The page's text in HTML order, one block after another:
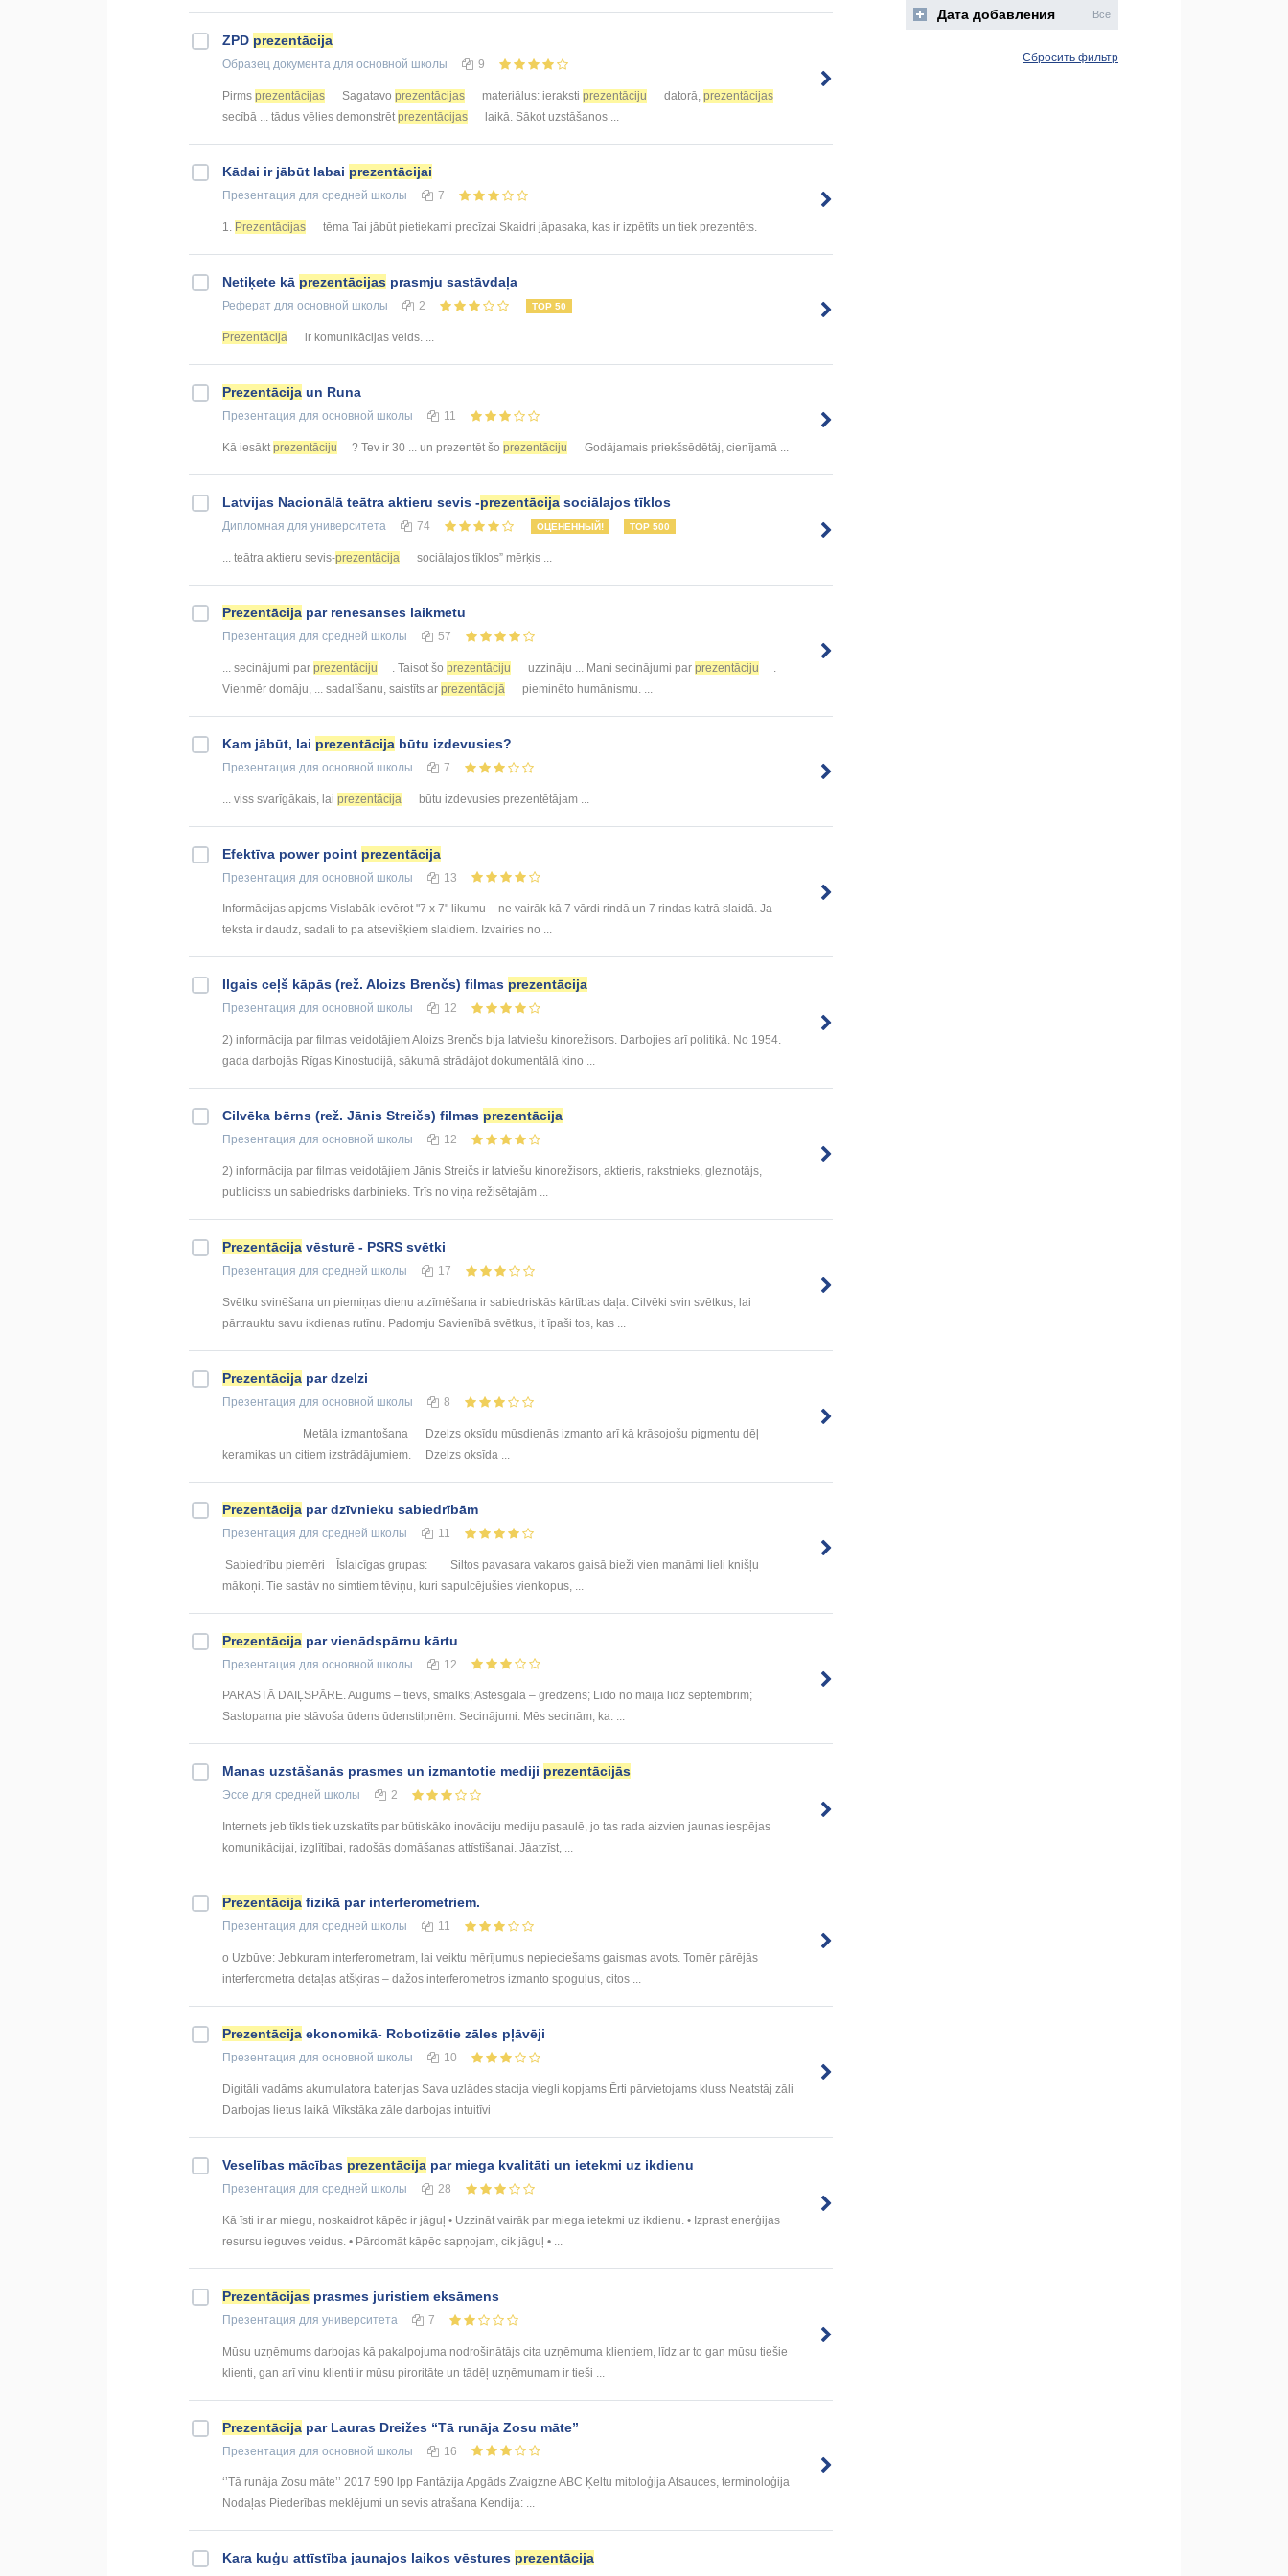
ZPD prezentācija
Образец документа для основной школы 9
Pirms prezentācijas Sagatavo prezentācijas materiālus: ieraksti prezentāciju datorā, prezentācijas
secībā ... tādus vēlies demonstrētprezentācijas laikā. Sākot uzstāšanos ...
Kādai ir jābūt labai prezentācijai
Презентация для средней школы 7
1. Prezentācijas tēma Tai jābūt pietiekami precīzai Skaidri jāpasaka, kas ir izpētīts un tiek prezentēts.
Netiķete kā prezentācijas prasmju sastāvdaļa
Реферат для основной школы 2 TOP 50
Prezentācija ir komunikācijas veids. ...
Prezentācija un Runa
Презентация для основной школы 11
Kā iesāktprezentāciju ? Tev ir 30 ... un prezentēt šo prezentāciju Godājamais priekšsēdētāj, cienījamā ...
Latvijas Nacionālā teātra aktieru sevis -prezentācija sociālajos tīklos
Дипломная для университета 74 ОЦЕНЕННЫЙ! TOP 500
... teātra aktieru sevis-prezentācija sociālajos tīklos” mērķis ...
Prezentācija par renesanses laikmetu
Презентация для средней школы 57
... secinājumi par prezentāciju . Taisot šo prezentāciju uzzināju ... Mani secinājumi par prezentāciju
Vienmēr domāju, ... sadalīšanu, saistīts ar prezentācijā pieminēto humānismu. ...
Kam jābūt, lai prezentācija būtu izdevusies?
Презентация для основной школы 7
... viss svarīgākais, lai prezentācija būtu izdevusies prezentētājam ...
Efektīva power point prezentācija
Презентация для основной школы 13
Informācijas apjoms Vislabāk ievērot "7 x 7" likumu – ne vairāk kā 7 vārdi rindā un 7 rindas katrā slaidā. Ja
teksta ir daudz, sadali to pa atsevišķiem slaidiem. Izvairies no ...
Ilgais ceļš kāpās (rež. Aloizs Brenčs) filmas prezentācija
Презентация для основной школы 12
2) informācija par filmas veidotājiem Aloizs Brenčs bija latviešu kinorežisors. Darbojies arī politikā. No 1954.
gada darbojās Rīgas Kinostudijā, sākumā strādājot dokumentālā kino ...
Cilvēka bērns (rež. Jānis Streičs) filmas prezentācija
Презентация для основной школы 12
2) informācija par filmas veidotājiem Jānis Streičs ir latviešu kinorežisors, aktieris, rakstnieks, gleznotājs,
publicists un sabiedrisks darbinieks. Trīs no viņa režisētajām ...
Prezentācija vēsturē - PSRS svētki
Презентация для средней школы 17
Svētku svinēšana un piemiņas dienu atzīmēšana ir sabiedriskās kārtības daļa. Cilvēki svin svētkus, lai
pārtrauktu savu ikdienas rutīnu. Padomju Savienībā svētkus, it īpaši tos, kas ...
Prezentācija par dzelzi
Презентация для основной школы 8
Metāla izmantošana Dzelzs oksīdu mūsdienās izmanto arī kā krāsojošu pigmentu dēļ
keramikas un citiem izstrādājumiem. Dzelzs oksīda ...
Prezentācija par dzīvnieku sabiedrībām
Презентация для средней школы 11
Sabiedrību piemēri Īslaicīgas grupas: Siltos pavasara vakaros gaisā bieži vien manāmi lieli knišļu
mākoņi. Tie sastāv no simtiem tēviņu, kuri sapulcējušies vienkopus, ...
Prezentācija par vienādspārnu kārtu
Презентация для основной школы 12
PARASTĀ DAIĻSPĀRE. Augums – tievs, smalks; Astesgalā – gredzens; Lido no maija līdz septembrim;
Sastopama pie stāvoša ūdens ūdenstilpnēm. Secinājumi. Mēs secinām, ka: ...
Manas uzstāšanās prasmes un izmantotie mediji prezentācijās
Эссе для средней школы 2
Internets jeb tīkls tiek uzskatīts par būtiskāko inovāciju mediju pasaulē, jo tas rada aizvien jaunas iespējas
komunikācijai, izglītībai, radošās domāšanas attīstīšanai. Jāatzīst, ...
Prezentācija fizikā par interferometriem.
Презентация для средней школы 11
o Uzbūve: Jebkuram interferometram, lai veiktu mērījumus nepieciešams gaismas avots. Tomēr pārējās
interferometra detaļas atšķiras – dažos interferometros izmanto spoguļus, citos ...
Prezentācija ekonomikā- Robotizētie zāles pļāvēji
Презентация для основной школы 10
Digitāli vadāms akumulatora baterijas Sava uzlādes stacija viegli kopjams Ērti pārvietojams kluss Neatstāj zāli
Darbojas lietus laikā Mīkstāka zāle darbojas intuitīvi
Veselības mācības prezentācija par miega kvalitāti un ietekmi uz ikdienu
Презентация для средней школы 28
Kā īsti ir ar miegu, noskaidrot kāpēc ir jāguļ • Uzzināt vairāk par miega ietekmi uz ikdienu. • Izprast enerģijas
resursu ieguves veidus. • Pārdomāt kāpēc sapņojam, cik jāguļ • ...
Prezentācijas prasmes juristiem eksāmens
Презентация для университета 7
Mūsu uzņēmums darbojas kā pakalpojuma nodrošinātājs cita uzņēmuma klientiem, līdz ar to gan mūsu tiešie
klienti, gan arī viņu klienti ir mūsu piroritāte un tādēļ uzņēmumam ir tieši ...
Prezentācija par Lauras Dreižes “Tā runāja Zosu māte”
Презентация для основной школы 16
‘’Tā runāja Zosu māte’’ 2017 590 lpp Fantāzija Apgāds Zvaigzne ABC Ķeltu mitoloģija Atsauces, terminoloģija
Nodaļas Piederības meklējumi un sevis atrašana Kendija: ...
Kara kuģu attīstība jaunajos laikos vēstures prezentācija
Дата добавления Все
Сбросить фильтр